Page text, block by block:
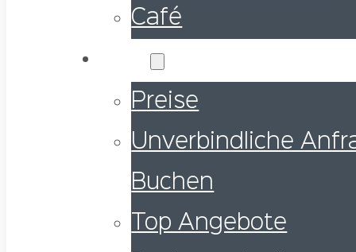
Café
Preise
Unverbindliche
Buchen
Top Angebote